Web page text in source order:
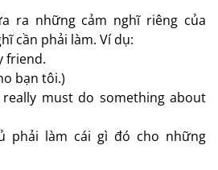
ra những cảm nghĩ riêng của
cần phải làm. Ví dụ:
friend.
bạn tôi.)
must do something about
phải làm cái gì đó cho những